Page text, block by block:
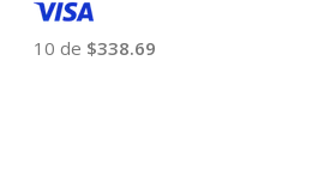
10 de $338.69